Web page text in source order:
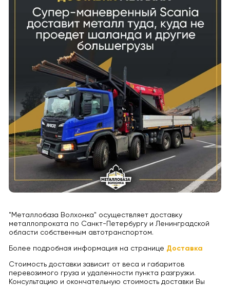
"Металлобаза Волхонка" осуществляет доставку
металлопроката по Санкт-Петербургу и Ленинградской
области собственным автотранспортом.
Более подробная информация на странице Доставка
Стоимость доставки зависит от веса и габаритов
перевозимого груза и удаленности пункта разгрузки.
Консультацию и окончательную стоимость доставки Вы